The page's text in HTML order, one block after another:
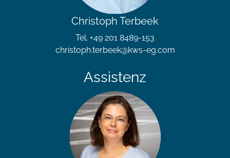
Christoph Terbeek
Tel. +49 201 8489-153
christoph.terbeek@kws-eg.com
Assistenz